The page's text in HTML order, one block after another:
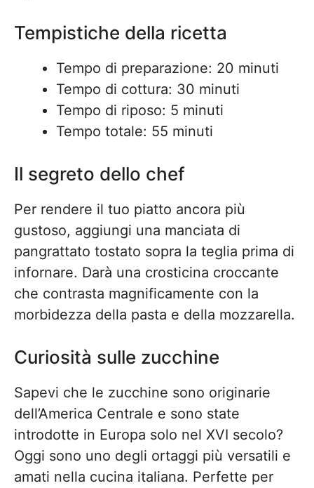
Tempistiche della ricetta
Tempo di preparazione: 20 minuti
Tempo di cottura: 30 minuti
Tempo di riposo: 5 minuti
Tempo totale: 55 minuti
Il segreto dello chef
Per rendere il tuo piatto ancora più
gustoso, aggiungi una manciata di
pangrattato tostato sopra la teglia prima di
infornare. Darà una crosticina croccante
che contrasta magnificamente con la
morbidezza della pasta e della mozzarella.
Curiosità sulle zucchine
Sapevi che le zucchine sono originarie
dell’America Centrale e sono state
introdotte in Europa solo nel XVI secolo?
Oggi sono uno degli ortaggi più versatili e
amati nella cucina italiana. Perfette per